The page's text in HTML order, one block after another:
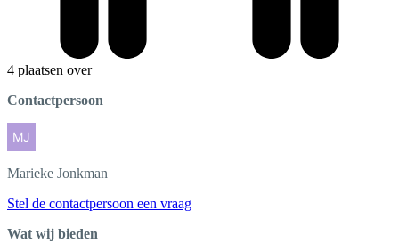
4 plaatsen over
Contactpersoon
Marieke Jonkman
Stel de contactpersoon een vraag
Wat wij bieden